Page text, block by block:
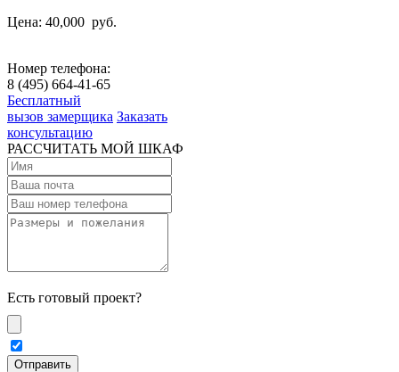
Цена: 40,000 руб.
Номер телефона:
8 (495) 664-41-65
Бесплатный
вызов замерщика Заказать
консультацию
РАССЧИТАТЬ МОЙ ШКАФ
Есть готовый проект?